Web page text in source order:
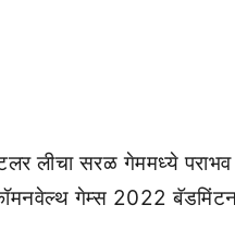
लीचा सरळ गेममध्ये
गेम्स 2022 बॅडमिंटन